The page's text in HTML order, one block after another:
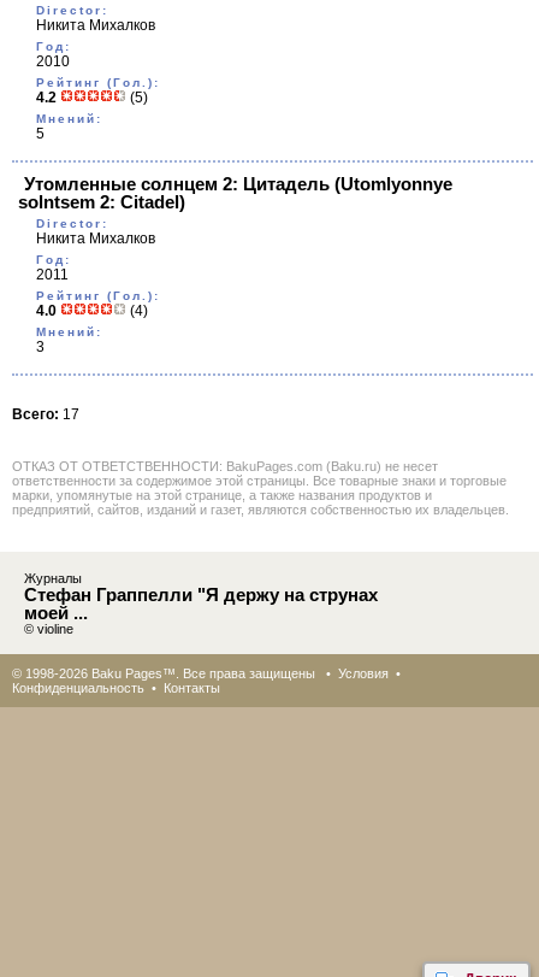
Director:
Никита Михалков
Год:
2010
Рейтинг (Гол.):
4.2 (5)
Мнений:
5
Утомленные солнцем 2: Цитадель (Utomlyonnye
solntsem 2: Citadel)
Director:
Никита Михалков
Год:
2011
Рейтинг (Гол.):
4.0 (4)
Мнений:
3
Всего: 17
ОТКАЗ ОТ ОТВЕТСТВЕННОСТИ: BakuPages.com (Baku.ru) не несет
ответственности за содержимое этой страницы. Все товарные знаки и торговые
марки, упомянутые на этой странице, а также названия продуктов и
предприятий, сайтов, изданий и газет, являются собственностью их владельцев.
Журналы
Стефан Граппелли "Я держу на струнах
моей ...
© violine
© 1998-2026 Baku Pages™. Все права защищены • Условия •
Конфиденциальность • Контакты